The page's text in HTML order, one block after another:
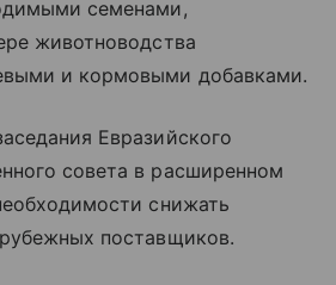
семенами,
животноводства
и кормовыми добавками.
Евразийского
совета в расширенном
снижать
поставщиков.